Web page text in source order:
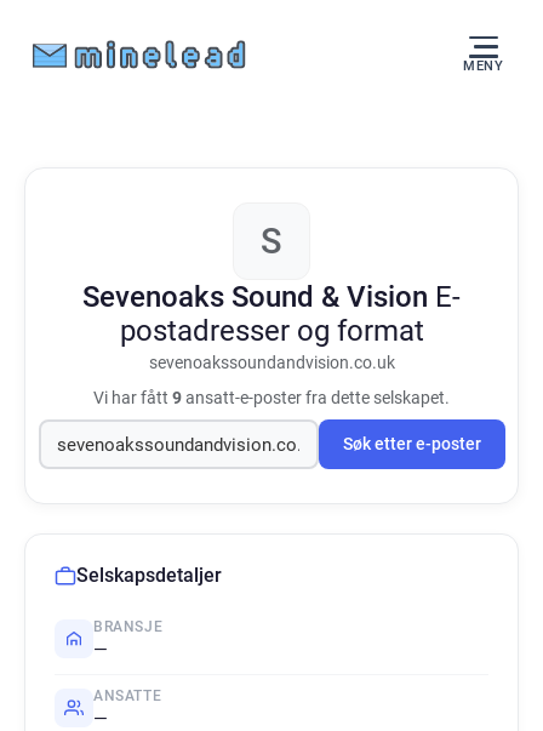
MENY
S
Sevenoaks Sound & Vision E-
postadresser og format
sevenoakssoundandvision.co.uk
Vi har fått 9ansatt-e-poster fra dette selskapet.
Søk etter e-poster
Selskapsdetaljer
BRANSJE
—
ANSATTE
—